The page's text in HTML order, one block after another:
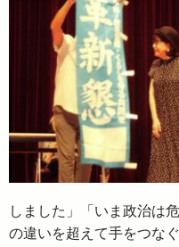
しました」「いま政治は
の違いを超えて手をつな